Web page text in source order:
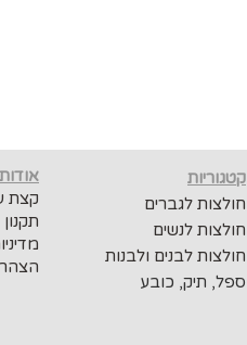
אודות
קצת
קטגוריות
חולצות לגברים
חולצות לנשים
חולצות לבנים ולבנות
ספל, תיק, כובע